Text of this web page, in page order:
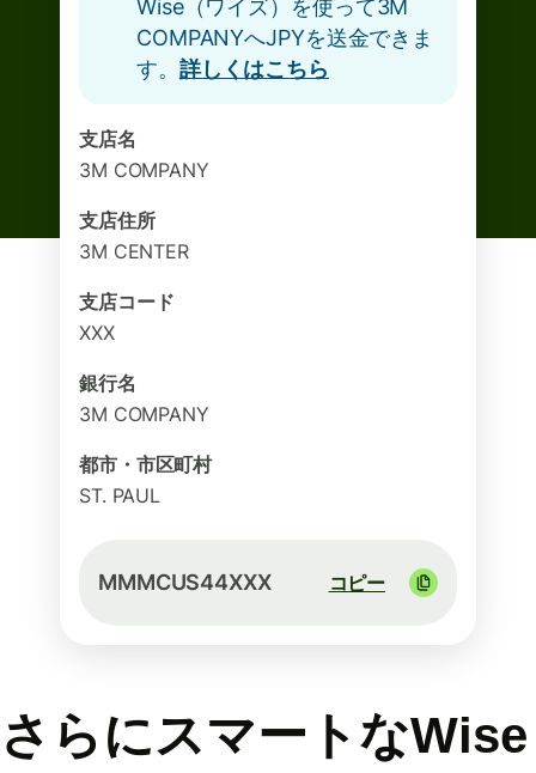
Wise（ワイズ）を使って3M
COMPANYへJPYを送金できま
す。 詳しくはこちら
支店名
3M COMPANY
支店住所
3M CENTER
支店コード
XXX
銀行名
3M COMPANY
都市・市区町村
ST. PAUL
MMMCUS44XXX コピー
さらにスマートなWise